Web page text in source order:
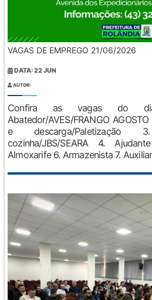
VAGAS DE EMPREGO 21/06/2026
DATA: 22 JUN
AUTOR:
Confira as vagas do
Abatedor/AVES/FRANGO
e descarga/
cozinha/JBS/SEARA 4.
Almoxarife 6. Armazenista 7.